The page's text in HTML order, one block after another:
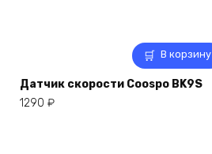
В корзину
Датчик скорости Coospo BK9S
1290 ₽